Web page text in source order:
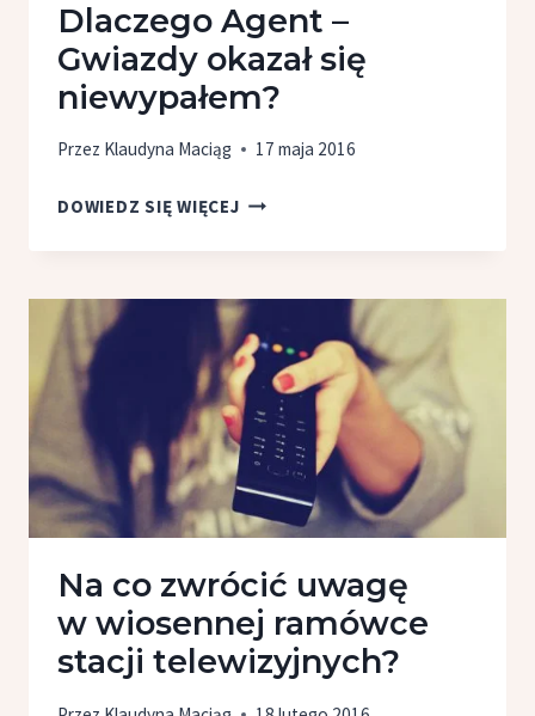
Dlaczego Agent –
Gwiazdy okazał się
niewypałem?
Przez Klaudyna Maciąg 17 maja 2016
DOWIEDZ SIĘ WIĘCEJDLACZEGO
OKAZAŁ
SIĘ
NIEWYPAŁEM?
Na co zwrócić uwagę
w wiosennej ramówce
stacji telewizyjnych?